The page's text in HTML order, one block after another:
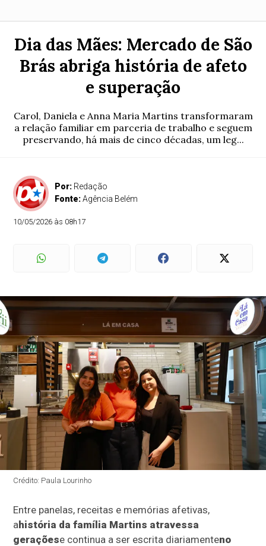
Dia das Mães: Mercado de São
Brás abriga história de afeto
e superação
Carol, Daniela e Anna Maria Martins transformaram
a relação familiar em parceria de trabalho e seguem
preservando, há mais de cinco décadas, um leg...
Por: Redação
Fonte:Agência Belém
10/05/2026 às 08h17
Crédito: Paula Lourinho
Entre panelas, receitas e memórias afetivas,
ahistória da família Martins atravessa
geraçõese continua a ser escrita diariamenteno